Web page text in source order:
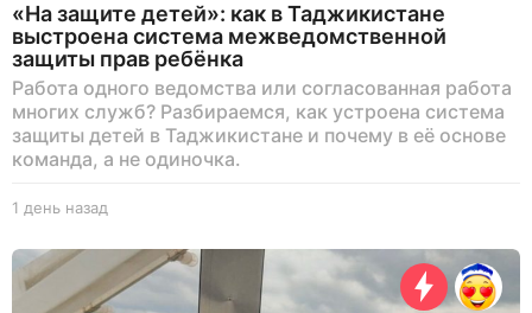
«На защите детей»: как в Таджикистане
выстроена система межведомственной
защиты прав ребёнка
Работа одного ведомства или согласованная работа
многих служб? Разбираемся, как устроена система
защиты детей в Таджикистане и почему в её основе
команда, а не одиночка.
1 день назад
е
н
ь